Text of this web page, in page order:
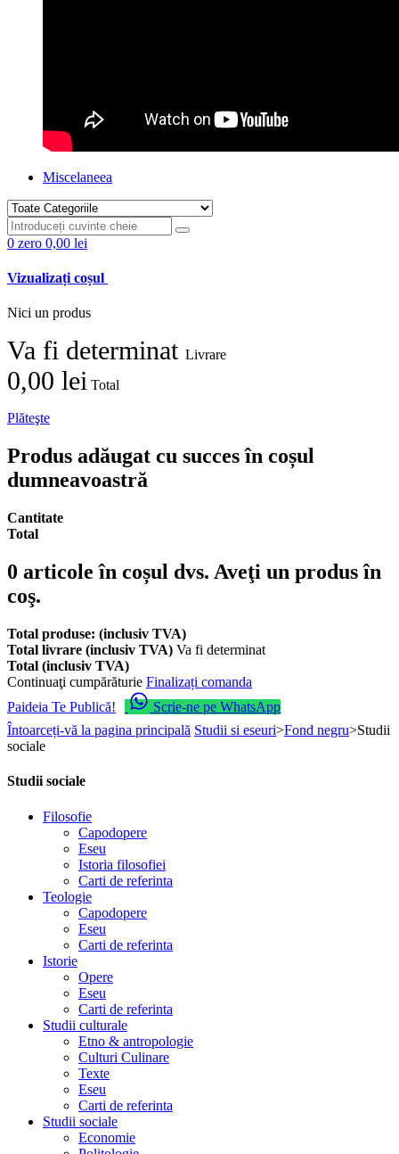
Miscelaneea
0 zero 0,00 lei
Vizualizați coșul
Nici un produs
Va fi determinat Livrare
0,00 lei Total
Plăteşte
Produs adăugat cu succes în coșul
dumneavoastră
Cantitate
Total
0 articole în coșul dvs. Aveţi un produs în
coş.
Total produse: (inclusiv TVA)
Total livrare (inclusiv TVA) Va fi determinat
Total (inclusiv TVA)
Continuaţi cumpărăturie Finalizați comanda
Paideia Te Publică!
Scrie-ne pe WhatsApp
Întoarceți-vă la pagina principală Studii si eseuri>Fond negru>Studii
sociale
Studii sociale
Filosofie
Capodopere
Eseu
Istoria filosofiei
Carti de referinta
Teologie
Capodopere
Eseu
Carti de referinta
Istorie
Opere
Eseu
Carti de referinta
Studii culturale
Etno & antropologie
Culturi Culinare
Texte
Eseu
Carti de referinta
Studii sociale
Economie